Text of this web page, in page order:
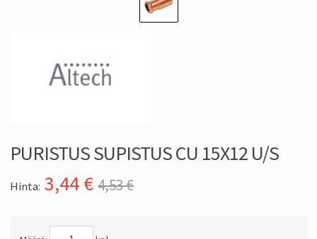
PURISTUS SUPISTUS CU 15X12 U/S
Hinta: 3,44€ 4,53 €